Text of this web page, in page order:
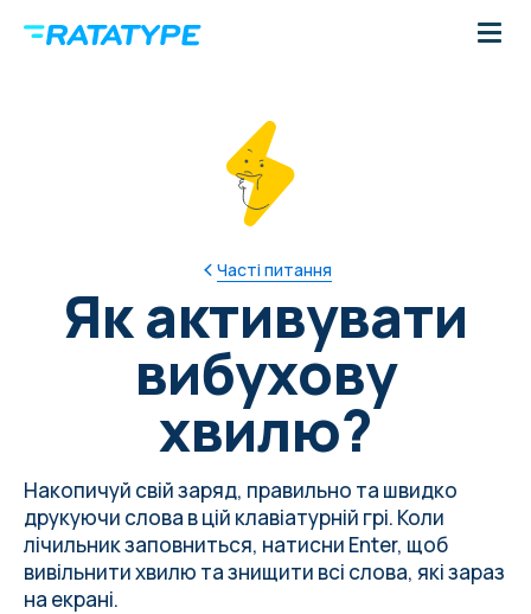
Часті питання
Як активувати
вибухову
хвилю?
Накопичуй свій заряд, правильно та швидко
друкуючи слова в цій клавіатурній грі. Коли
лічильник заповниться, натисни Enter, щоб
вивільнити хвилю та знищити всі слова, які зараз
на екрані.